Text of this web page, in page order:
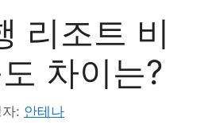
리조트 비
차이는?
: 안테나